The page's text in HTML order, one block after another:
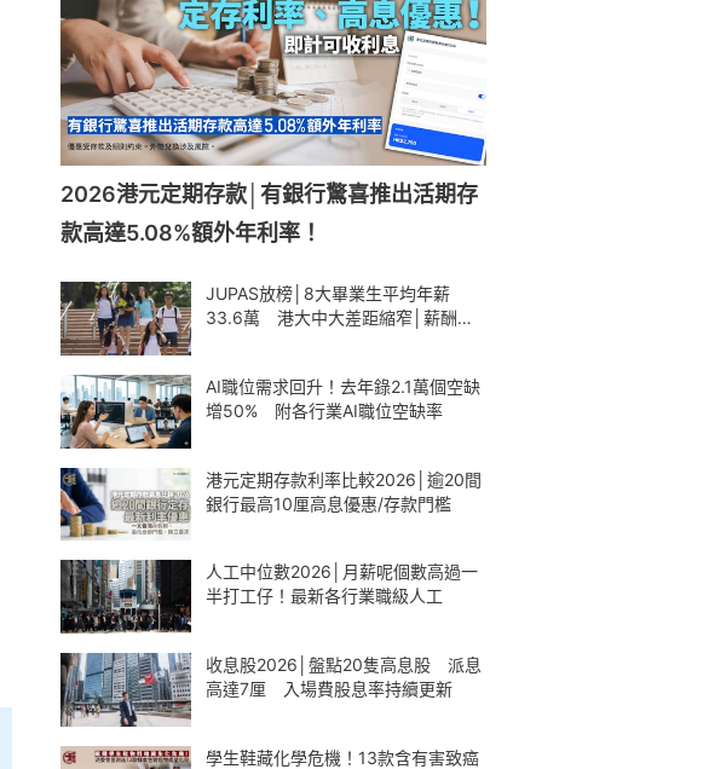
2026港元定期存款│有銀行驚喜推出活期存
款高達5.08%額外年利率！
JUPAS放榜│8大畢業生平均年薪
33.6萬 港大中大差距縮窄│薪酬一
AI職位需求回升！去年錄2.1萬個空缺
增50% 附各行業AI職位空缺率
港元定期存款利率比較2026│逾20間
銀行最高10厘高息優惠/存款門檻
人工中位數2026│月薪呢個數高過一
半打工仔！最新各行業職級人工
收息股2026│盤點20隻高息股 派息
高達7厘 入場費股息率持續更新
學生鞋藏化學危機！13款含有害致癌